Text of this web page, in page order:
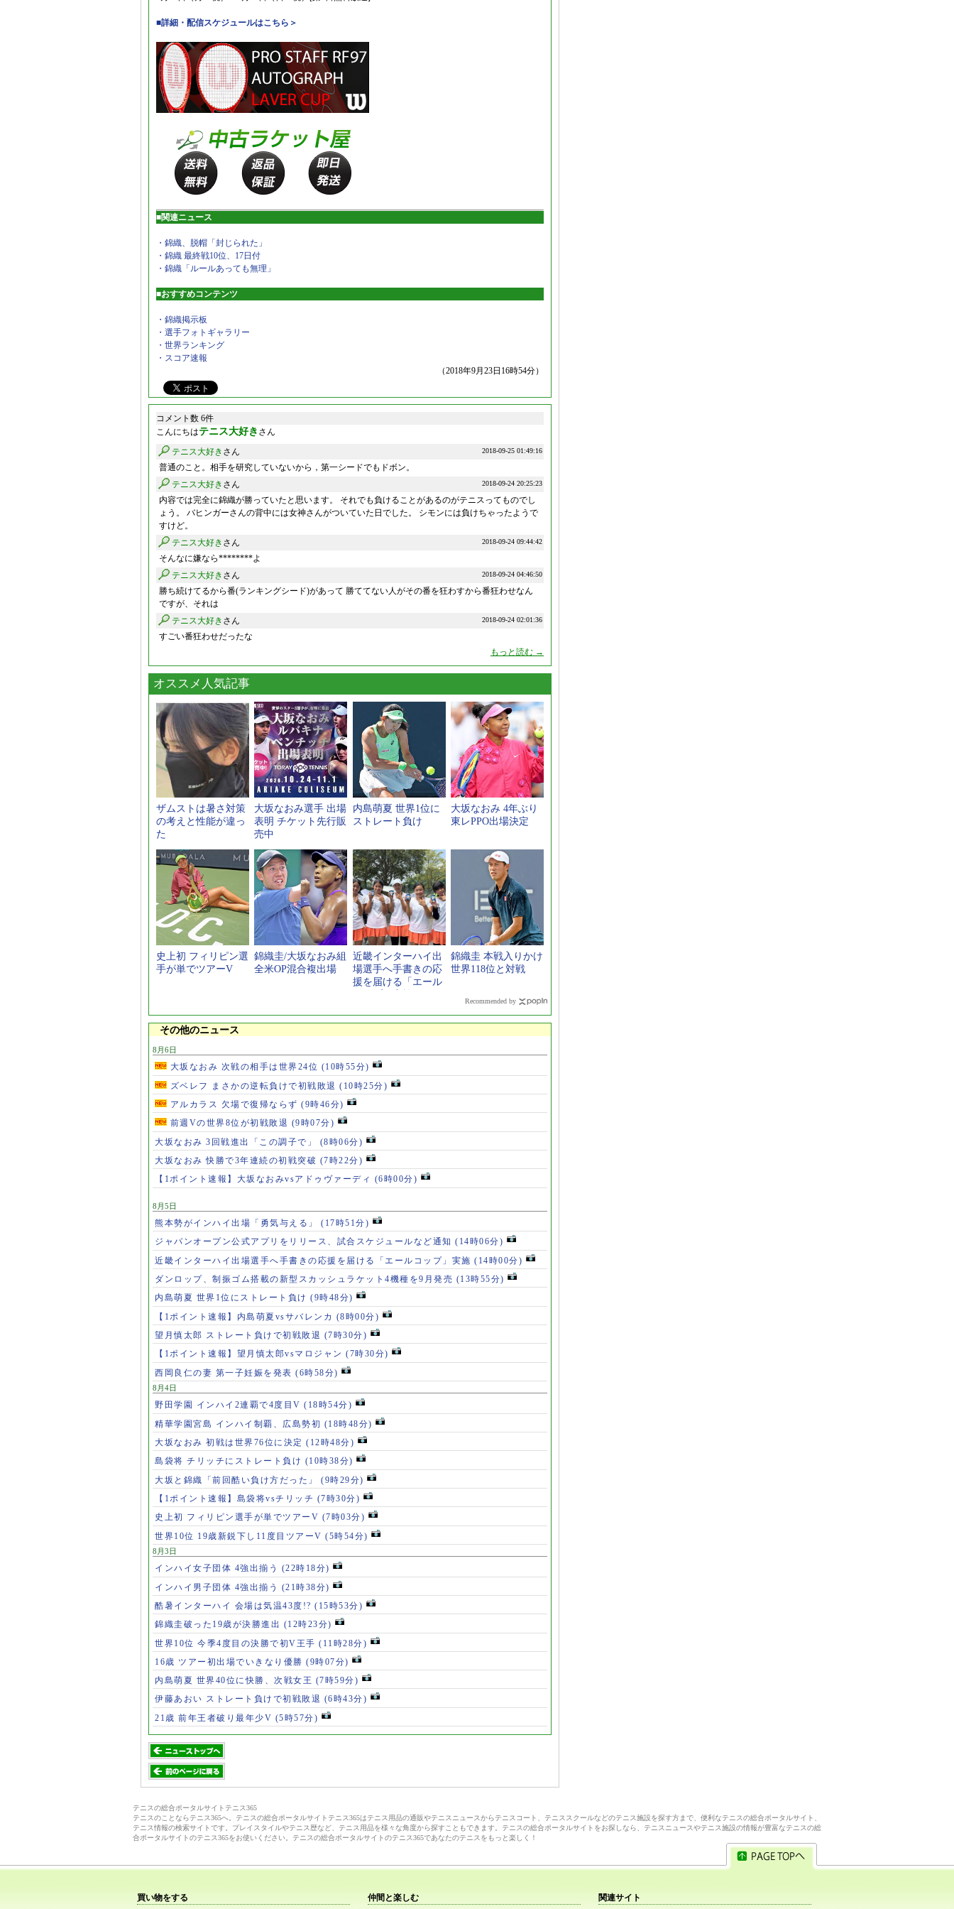
■詳細・配信スケジュールはこちら＞
■関連ニュース
・錦織、脱帽「封じられた」
・錦織 最終戦10位、17日付
・錦織「ルールあっても無理」
■おすすめコンテンツ
・錦織掲示板
・選手フォトギャラリー
・世界ランキング
・スコア速報
（2018年9月23日16時54分）
コメント数 6件
こんにちはテニス大好き さん
2018-09-25 01:49:16
テニス大好き さん
普通のこと。相手を研究していないから，第一シードでもドボン。
2018-09-24 20:25:23
テニス大好き さん
内容では完全に錦織が勝っていたと思います。 それでも負けることがあるのがテニスってものでし
ょう。 バヒンガーさんの背中には女神さんがついていた日でした。 シモンには負けちゃったようで
すけど。
2018-09-24 09:44:42
テニス大好き さん
そんなに嫌なら********よ
2018-09-24 04:46:50
テニス大好き さん
勝ち続けてるから番(ランキングシード)があって 勝ててない人がその番を狂わすから番狂わせなん
ですが、それは
2018-09-24 02:01:36
テニス大好き さん
すごい番狂わせだったな
もっと読む →
オススメ人気記事
ザムストは暑さ対策
の考えと性能が違っ
た
大坂なおみ選手 出場
表明 チケット先行販
売中
内島萌夏 世界1位に
ストレート負け
大坂なおみ 4年ぶり
東レPPO出場決定
史上初 フィリピン選
手が単でツアーV
錦織圭/大坂なおみ組
全米OP混合複出場
近畿インターハイ出
場選手へ手書きの応
援を届ける「エール
錦織圭 本戦入りかけ
世界118位と対戦
Recommended by
その他のニュース
8月6日
大坂なおみ 次戦の相手は世界24位 (10時55分)
ズベレフ まさかの逆転負けで初戦敗退 (10時25分)
アルカラス 欠場で復帰ならず (9時46分)
前週Vの世界8位が初戦敗退 (9時07分)
大坂なおみ 3回戦進出「この調子で」 (8時06分)
大坂なおみ 快勝で3年連続の初戦突破 (7時22分)
【1ポイント速報】大坂なおみvsアドゥヴァーディ (6時00分)
8月5日
熊本勢がインハイ出場「勇気与える」 (17時51分)
ジャパンオープン公式アプリをリリース、試合スケジュールなど通知 (14時06分)
近畿インターハイ出場選手へ手書きの応援を届ける「エールコップ」実施 (14時00分)
ダンロップ、制振ゴム搭載の新型スカッシュラケット4機種を9月発売 (13時55分)
内島萌夏 世界1位にストレート負け (9時48分)
【1ポイント速報】内島萌夏vsサバレンカ (8時00分)
望月慎太郎 ストレート負けで初戦敗退 (7時30分)
【1ポイント速報】望月慎太郎vsマロジャン (7時30分)
西岡良仁の妻 第一子妊娠を発表 (6時58分)
8月4日
野田学園 インハイ2連覇で4度目V (18時54分)
精華学園宮島 インハイ制覇、広島勢初 (18時48分)
大坂なおみ 初戦は世界76位に決定 (12時48分)
島袋将 チリッチにストレート負け (10時38分)
大坂と錦織「前回酷い負け方だった」 (9時29分)
【1ポイント速報】島袋将vsチリッチ (7時30分)
史上初 フィリピン選手が単でツアーV (7時03分)
世界10位 19歳新鋭下し11度目ツアーV (5時54分)
8月3日
インハイ女子団体 4強出揃う (22時18分)
インハイ男子団体 4強出揃う (21時38分)
酷暑インターハイ 会場は気温43度!? (15時53分)
錦織圭破った19歳が決勝進出 (12時23分)
世界10位 今季4度目の決勝で初V王手 (11時28分)
16歳 ツアー初出場でいきなり優勝 (9時07分)
内島萌夏 世界40位に快勝、次戦女王 (7時59分)
伊藤あおい ストレート負けで初戦敗退 (6時43分)
21歳 前年王者破り最年少V (5時57分)
テニスの総合ポータルサイトテニス365
テニスのことならテニス365へ。テニスの総合ポータルサイトテニス365はテニス用品の通販やテニスニュースからテニスコート、テニススクールなどのテニス施設を探す方まで、便利なテニスの総合ポータルサイト、
テニス情報の検索サイトです。プレイスタイルやテニス歴など、テニス用品を様々な角度から探すこともできます。テニスの総合ポータルサイトをお探しなら、テニスニュースやテニス施設の情報が豊富なテニスの総
合ポータルサイトのテニス365をお使いください。テニスの総合ポータルサイトのテニス365であなたのテニスをもっと楽しく！
買い物をする 仲間と楽しむ 関連サイト